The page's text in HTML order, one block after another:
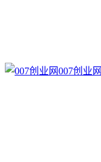
007创业网